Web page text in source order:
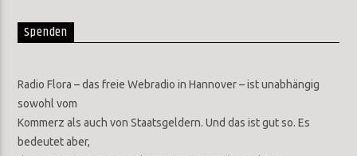
Spenden
Radio Flora – das freie Webradio in Hannover – ist unabhängig
sowohl vom
Kommerz als auch von Staatsgeldern. Und das ist gut so. Es
bedeutet aber,